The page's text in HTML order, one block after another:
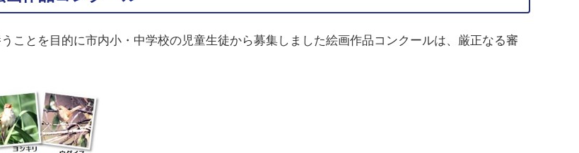
ことを目的に市内小・中学校の児童生徒から募集しました絵画作品コンクールは、厳正なる審